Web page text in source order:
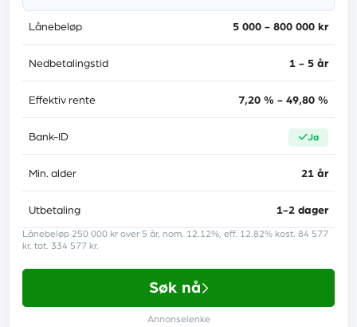
Etableringsgebyr 1 990 kr
Administrasjonsgebyr 0 kr
Medlåntaker ja
Tilknyttede banker 14
Lånebeskyttelse nei
Trustpilot-score 4.7
Krav
Minst 18 år
Lånebeløp 5 000 - 800 000 kr
Nedbetalingstid 1 - 5 år
Effektiv rente 7,20 % - 49,80 %
Bank-ID ja
Min. alder 21 år
Utbetaling 1-2 dager
Lånebeløp 250 000 kr over 5 år, nom. 12.12%, eff. 12.82% kost. 84 577
kr, tot. 334 577 kr.
Søk nå
Annonselenke